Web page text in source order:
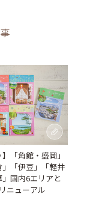
「角館・盛岡」
」「伊豆」「軽井
国内6エリアと
ニューアル